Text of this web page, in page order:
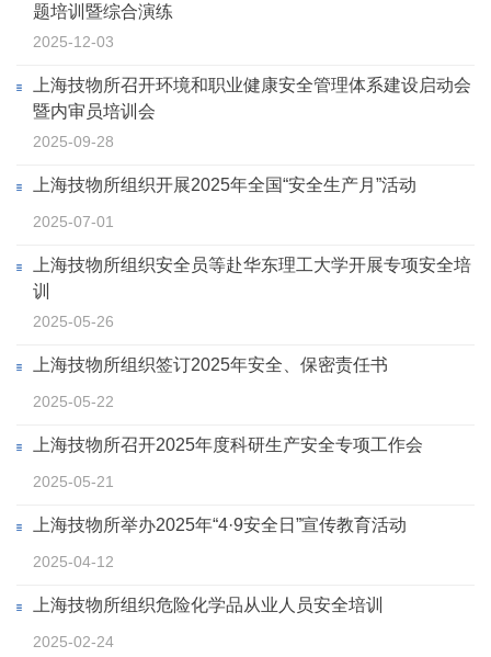
题培训暨综合演练
2025-12-03
上海技物所召开环境和职业健康安全管理体系建设启动会
暨内审员培训会
2025-09-28
上海技物所组织开展2025年全国“安全生产月”活动
2025-07-01
上海技物所组织安全员等赴华东理工大学开展专项安全培
训
2025-05-26
上海技物所组织签订2025年安全、保密责任书
2025-05-22
上海技物所召开2025年度科研生产安全专项工作会
2025-05-21
上海技物所举办2025年“4·9安全日”宣传教育活动
2025-04-12
上海技物所组织危险化学品从业人员安全培训
2025-02-24